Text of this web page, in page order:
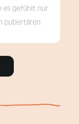
es gefühlt nur
pubertären